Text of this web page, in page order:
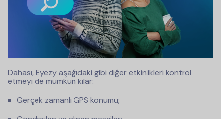
Dahası, Eyezy aşağıdaki gibi diğer etkinlikleri kontrol
etmeyi de mümkün kılar:
Gerçek zamanlı GPS konumu;